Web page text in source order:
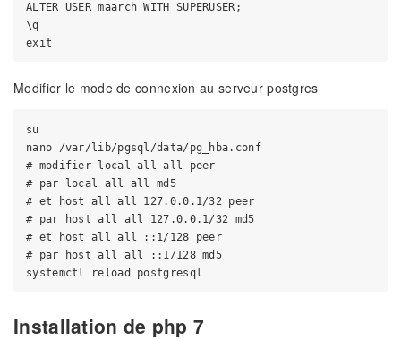
ALTER USER maarch WITH SUPERUSER;
\q
Modifier le mode de connexion au serveur postgres
su
nano /var/lib/pgsql/data/pg_hba.conf
# modifier local all all peer
# par local all all md5
# et host all all 127.0.0.1/32 peer
# par host all all 127.0.0.1/32 md5
# et host all all ::1/128 peer
# par host all all ::1/128 md5
Installation de php 7